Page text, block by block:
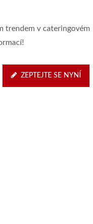
trendem v cateringovém
ZEPTEJTE SE NYNÍ